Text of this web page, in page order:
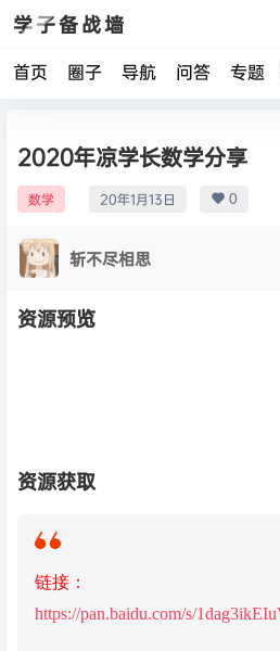
学子备战墙
首页 圈子 导航 问答 专题
2020年凉学长数学分享
数学 20年1月13日 0
斩不尽相思
资源预览
资源获取
链接：
https://pan.baidu.com/s/